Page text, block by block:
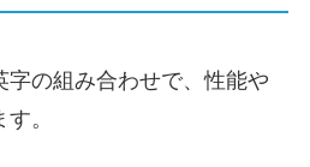
字の組み合わせで、性能や
。